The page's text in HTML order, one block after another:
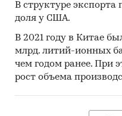
В структуре
доля у США.
В 2021 году в Китае
млрд. литий-ионных
чем годом ранее. При
рост объема